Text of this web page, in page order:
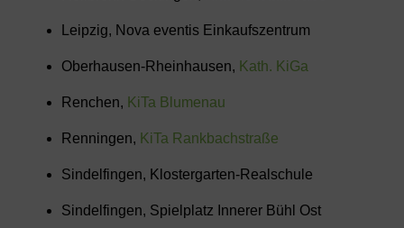
Leipzig, Nova eventis Einkaufszentrum
Oberhausen-Rheinhausen, Kath. KiGa
Renchen, KiTa Blumenau
Renningen, KiTa Rankbachstraße
Sindelfingen, Klostergarten-Realschule
Sindelfingen, Spielplatz Innerer Bühl Ost